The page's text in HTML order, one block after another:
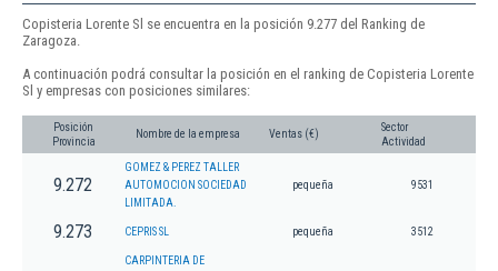
Copisteria Lorente Sl se encuentra en la posición 9.277 del Ranking de
Zaragoza.
A continuación podrá consultar la posición en el ranking de Copisteria Lorente
Sl y empresas con posiciones similares:
Posición
Provincia
Nombre de la empresa Ventas (€)
Sector
Actividad
9.272
GOMEZ & PEREZ TALLER
AUTOMOCION SOCIEDAD
LIMITADA.
pequeña 9531
9.273 CEPRIS SL pequeña 3512
CARPINTERIA DE